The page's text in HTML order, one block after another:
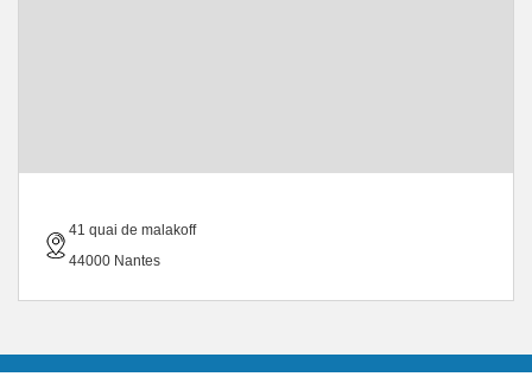
41 quai de malakoff
44000 Nantes